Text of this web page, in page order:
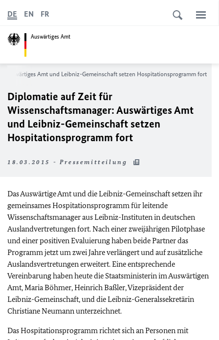
Auswärtiges Amt
DE EN FR
Auswärtiges Amt und Leibniz-Gemeinschaft setzen Hospitationsprogramm fort
Diplomatie auf Zeit für
Wissenschaftsmanager: Auswärtiges Amt
und Leibniz-Gemeinschaft setzen
Hospitationsprogramm fort
18.03.2015 - Pressemitteilung
Das Auswärtige Amt und die Leibniz-Gemeinschaft setzen ihr
gemeinsames Hospitationsprogramm für leitende
Wissenschaftsmanager aus Leibniz-Instituten in deutschen
Auslandvertretungen fort. Nach einer zweijährigen Pilotphase
und einer positiven Evaluierung haben beide Partner das
Programm jetzt um zwei Jahre verlängert und auf zusätzliche
Auslandsvertretungen erweitert. Eine entsprechende
Vereinbarung haben heute die Staatsministerin im Auswärtigen
Amt, Maria Böhmer, Heinrich Baßler, Vizepräsident der
Leibniz-Gemeinschaft, und die Leibniz-Generalssekretärin
Christiane Neumann unterzeichnet.
Das Hospitationsprogramm richtet sich an Personen mit